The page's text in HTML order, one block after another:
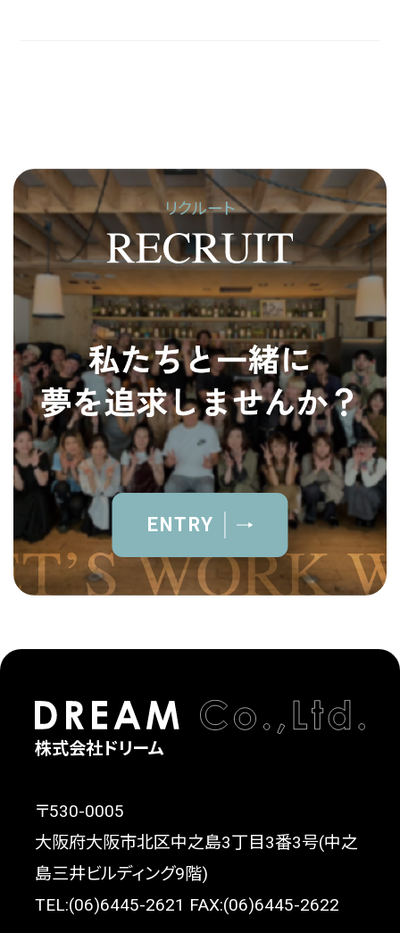
リクルート
ENTRY
株式会社ドリーム
〒530-0005
大阪府大阪市北区中之島3丁目3番3号(中之
島三井ビルディング9階)
TEL:(06)6445-2621 FAX:(06)6445-2622